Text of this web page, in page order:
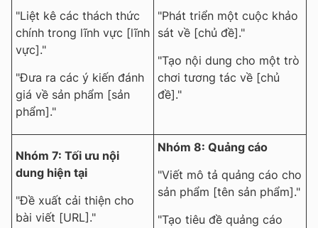
"Liệt kê các thách thức
chính trong lĩnh vực [lĩnh
vực]."
"Đưa ra các ý kiến đánh
giá về sản phẩm [sản
phẩm]."
"Phát triển một cuộc khảo
sát về [chủ đề]."
"Tạo nội dung cho một trò
chơi tương tác về [chủ
đề]."
Nhóm 7: Tối ưu nội
dung hiện tại
"Đề xuất cải thiện cho
bài viết [URL]."
Nhóm 8: Quảng cáo
"Viết mô tả quảng cáo cho
sản phẩm [tên sản phẩm]."
"Tạo tiêu đề quảng cáo